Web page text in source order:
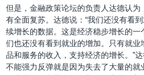
但是，金融政策论坛的负责人达德认为
有全面复苏。达德说：“我们还没有看
续增长的数据。这是经济稳步增长的一
们也还没有看到就业的增加。只有就业
品和服务的收入，支持经济的增长。”
不能强力反弹就是因为失去了大量的就